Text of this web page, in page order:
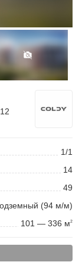
, 12
1/1
14
49
(94 м/м)
101 — 336 м2